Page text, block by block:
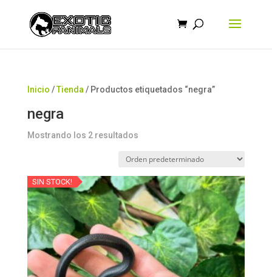
Inicio /Tienda / Productos etiquetados “negra”
negra
Mostrando los 2 resultados
SIN STOCK!